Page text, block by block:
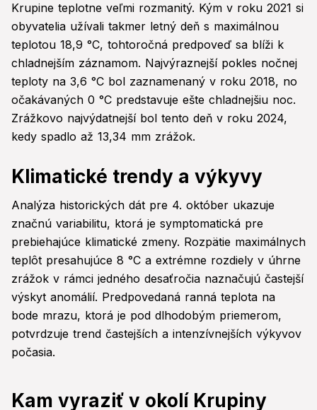
Krupine teplotne veľmi rozmanitý. Kým v roku 2021 si
obyvatelia užívali takmer letný deň s maximálnou
teplotou 18,9 °C, tohtoročná predpoveď sa blíži k
chladnejším záznamom. Najvýraznejší pokles nočnej
teploty na 3,6 °C bol zaznamenaný v roku 2018, no
očakávaných 0 °C predstavuje ešte chladnejšiu noc.
Zrážkovo najvýdatnejší bol tento deň v roku 2024,
kedy spadlo až 13,34 mm zrážok.
Klimatické trendy a výkyvy
Analýza historických dát pre 4. október ukazuje
značnú variabilitu, ktorá je symptomatická pre
prebiehajúce klimatické zmeny. Rozpätie maximálnych
teplôt presahujúce 8 °C a extrémne rozdiely v úhrne
zrážok v rámci jedného desaťročia naznačujú častejší
výskyt anomálií. Predpovedaná ranná teplota na
bode mrazu, ktorá je pod dlhodobým priemerom,
potvrdzuje trend častejších a intenzívnejších výkyvov
počasia.
Kam vyraziť v okolí Krupiny